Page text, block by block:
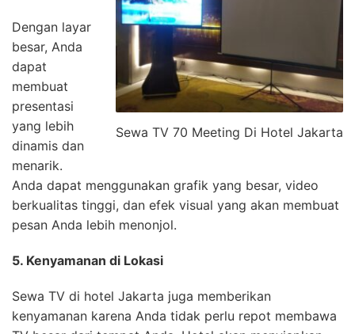
Sewa TV 70 Meeting Di Hotel Jakarta
Dengan layar
besar, Anda
dapat
membuat
presentasi
yang lebih
dinamis dan
menarik.
Anda dapat menggunakan grafik yang besar, video
berkualitas tinggi, dan efek visual yang akan membuat
pesan Anda lebih menonjol.
5. Kenyamanan di Lokasi
Sewa TV di hotel Jakarta juga memberikan
kenyamanan karena Anda tidak perlu repot membawa